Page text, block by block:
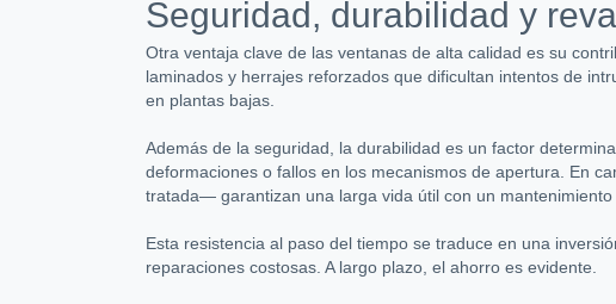
Seguridad, durabilidad y
Otra ventaja clave de las ventanas de alta calidad es su
laminados y herrajes reforzados que dificultan intentos de
en plantas bajas.
Además de la seguridad, la durabilidad es un factor
deformaciones o fallos en los mecanismos de apertura. En
tratada— garantizan una larga vida útil con un mantenimiento
Esta resistencia al paso del tiempo se traduce en una
reparaciones costosas. A largo plazo, el ahorro es evidente.